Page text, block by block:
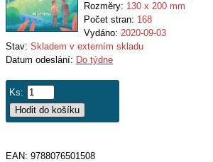
Rozměry: 130 x 200 mm
Počet stran: 168
Vydáno: 2020-09-03
Stav: Skladem v externím skladu
Datum odeslání: Do týdne
Ks:
EAN: 9788076501508